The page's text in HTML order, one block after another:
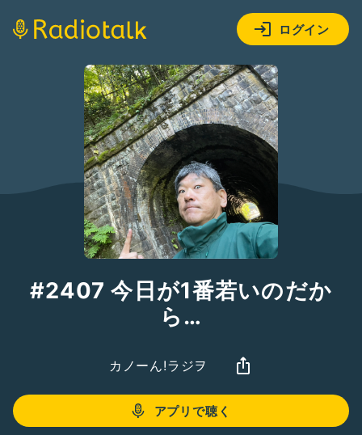
ログイン
#2407 今日が1番若いのだか
ら…
カノーん!ラジヲ
アプリで聴く